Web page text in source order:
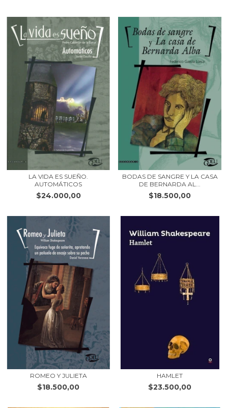
LA VIDA ES SUEÑO.
AUTOMÁTICOS
$24.000,00
BODAS DE SANGRE Y LA CASA
DE BERNARDA AL...
$18.500,00
ROMEO Y JULIETA
$18.500,00
HAMLET
$23.500,00